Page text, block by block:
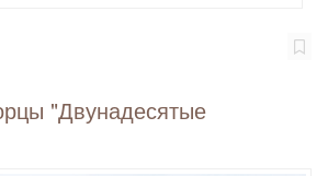
"Двунадесятые